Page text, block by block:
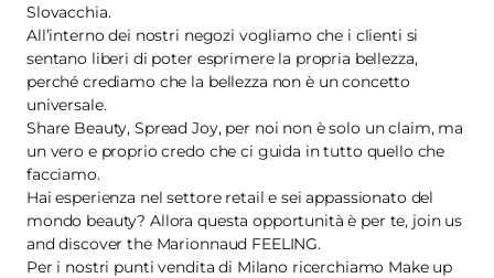
Slovacchia.
All’interno dei nostri negozi vogliamo che i clienti si
sentano liberi di poter esprimere la propria bellezza,
perché crediamo che la bellezza non è un concetto
universale.
Share Beauty, Spread Joy, per noi non è solo un claim, ma
un vero e proprio credo che ci guida in tutto quello che
facciamo.
Hai esperienza nel settore retail e sei appassionato del
mondo beauty? Allora questa opportunità è per te, join us
and discover the Marionnaud FEELING.
Per i nostri punti vendita di Milano ricerchiamo Make up